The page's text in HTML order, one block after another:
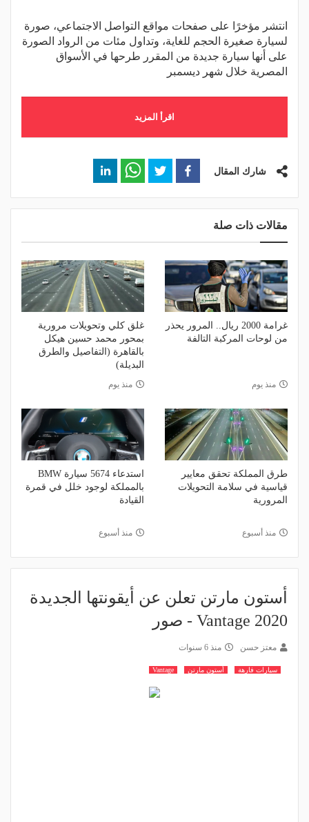
انتشر مؤخرًا على صفحات مواقع التواصل الاجتماعي، صورة
لسيارة صغيرة الحجم للغاية، وتداول مئات من الرواد الصورة
على أنها سيارة جديدة من المقرر طرحها في الأسواق
المصرية خلال شهر ديسمبر
اقرأ المزيد
شارك المقال
مقالات ذات صلة
غرامة 2000 ريال.. المرور يحذر
من لوحات المركبة التالفة
منذ يوم
غلق كلي وتحويلات مرورية
بمحور محمد حسين هيكل
بالقاهرة (التفاصيل والطرق
البديلة)
منذ يوم
طرق المملكة تحقق معايير
قياسية في سلامة التحويلات
المرورية
منذ أسبوع
استدعاء 5674 سيارة BMW
بالمملكة لوجود خلل في قمرة
القيادة
منذ أسبوع
أستون مارتن تعلن عن أيقونتها الجديدة
Vantage 2020 - صور
معتز حسن منذ 6 سنوات
سيارات فارهة أستون مارتن Vantage